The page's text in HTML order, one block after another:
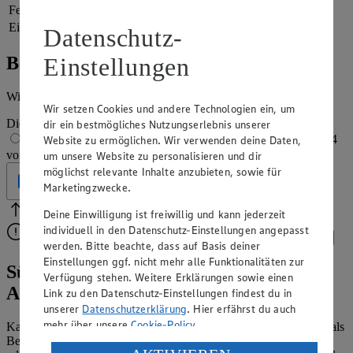
Fett
Eiweiß
Bewertung
Wie hat es dir geschmeckt?
Die Bewertung wird automatisch gespeichert
1 von 5 Sternen
2 von 5 Sternen 3 von 5 Sternen
4
von 5 Sternen
5 von 5 Sternen
Geprüft
Bitte Pfeile benutzen
Vielen Dank für deine Bewertung.
Bitte wähle eine Bewertung aus, um fortzufahren. Bewerten
Süßkartoffelpüree-Rezept: eine leckere
Alternative
Kartoffelstampf und feines Kartoffelpüree sind immer lecker und als
Beilage sehr beliebt. Ob zu Fleisch, Fisch, mit Spinat und Rührei
Datenschutz-
Einstellungen
Wir setzen Cookies und andere Technologien ein, um
dir ein bestmögliches Nutzungserlebnis unserer
Website zu ermöglichen. Wir verwenden deine Daten,
um unsere Website zu personalisieren und dir
möglichst relevante Inhalte anzubieten, sowie für
Marketingzwecke.
Deine Einwilligung ist freiwillig und kann jederzeit
individuell in den Datenschutz-Einstellungen angepasst
werden. Bitte beachte, dass auf Basis deiner
Einstellungen ggf. nicht mehr alle Funktionalitäten zur
Verfügung stehen. Weitere Erklärungen sowie einen
Link zu den Datenschutz-Einstellungen findest du in
unserer Datenschutzerklärung. Hier erfährst du auch
mehr über unsereCookie-Policy.